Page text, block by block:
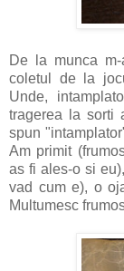
De la munca
coletul de la
Unde,
tragerea la sorti
spun
Am primit
as fi ales-o si
vad cum e), o
Multumesc